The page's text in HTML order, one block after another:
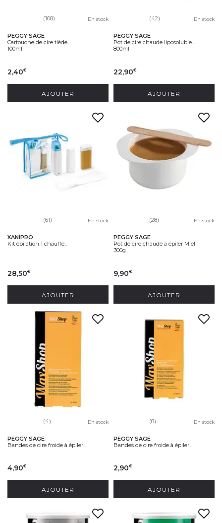
(108) En stock
PEGGY SAGE
Cartouche de cire tiède...
100ml
2,40€
AJOUTER
(42) En stock
PEGGY SAGE
Pot de cire chaude liposoluble...
800ml
22,90€
AJOUTER
(61) En stock
XANIPRO
Kit épilation 1 chauffe...
28,50€
AJOUTER
(28) En stock
PEGGY SAGE
Pot de cire chaude à épiler Miel
300g
9,90€
AJOUTER
(4) En stock
PEGGY SAGE
Bandes de cire froide à épiler...
4,90€
AJOUTER
(8) En stock
PEGGY SAGE
Bandes de cire froide à épiler...
2,90€
AJOUTER